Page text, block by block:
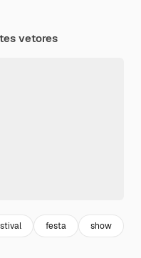
vetores
festa show